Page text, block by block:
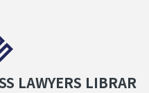
LAWYERS LIBRAR